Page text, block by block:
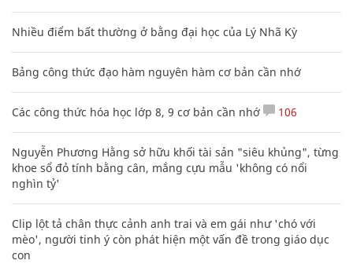
Nhiều điểm bất thường ở bằng đại học của Lý Nhã Kỳ
Bảng công thức đạo hàm nguyên hàm cơ bản cần nhớ
Các công thức hóa học lớp 8, 9 cơ bản cần nhớ 106
Nguyễn Phương Hằng sở hữu khối tài sản "siêu khủng", từng
khoe sổ đỏ tính bằng cân, mắng cựu mẫu 'không có nổi
nghìn tỷ'
Clip lột tả chân thực cảnh anh trai và em gái như 'chó với
mèo', người tinh ý còn phát hiện một vấn đề trong giáo dục
con